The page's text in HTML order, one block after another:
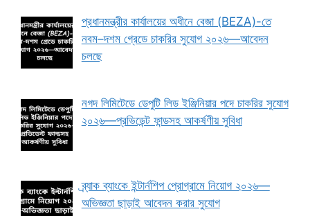
প্রধানমন্ত্রীর কার্যালয়ের অধীনে বেজা (BEZA)-তে
নবম–দশম গ্রেডে চাকরির সুযোগ ২০২৬—আবেদন
চলছে
নগদ লিমিটেডে ডেপুটি লিড ইঞ্জিনিয়ার পদে চাকরির সুযোগ
২০২৬—প্রভিডেন্ট ফান্ডসহ আকর্ষণীয় সুবিধা
ব্র্যাক ব্যাংকে ইন্টার্নশিপ প্রোগ্রামে নিয়োগ ২০২৬—
অভিজ্ঞতা ছাড়াই আবেদন করার সুযোগ